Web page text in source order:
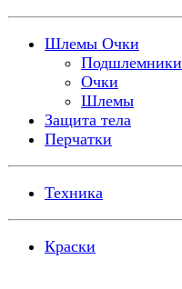
Шлемы Очки
Подшлемники
Очки
Шлемы
Защита тела
Перчатки
Техника
Краски